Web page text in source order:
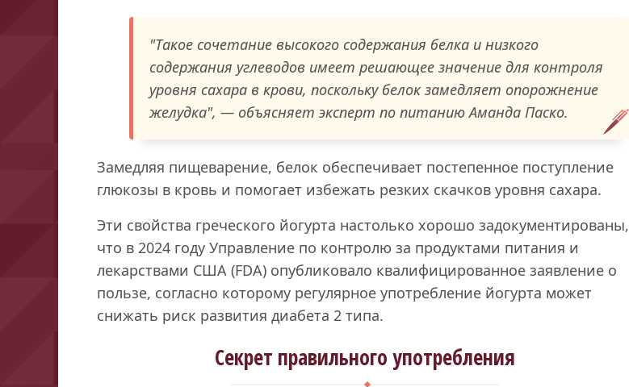
"Такое сочетание высокого содержания белка и низкого
содержания углеводов имеет решающее значение для контроля
уровня сахара в крови, поскольку белок замедляет опорожнение
желудка", — объясняет эксперт по питанию Аманда Паско.
Замедляя пищеварение, белок обеспечивает постепенное поступление
глюкозы в кровь и помогает избежать резких скачков уровня сахара.
Эти свойства греческого йогурта настолько хорошо задокументированы,
что в 2024 году Управление по контролю за продуктами питания и
лекарствами США (FDA) опубликовало квалифицированное заявление о
пользе, согласно которому регулярное употребление йогурта может
снижать риск развития диабета 2 типа.
Секрет правильного употребления